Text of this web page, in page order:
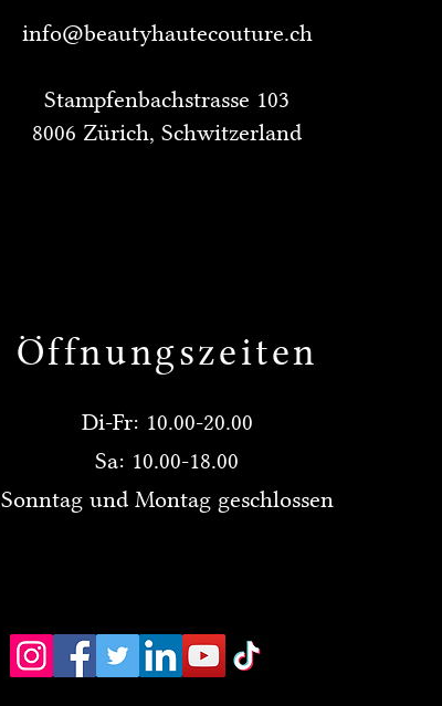
info@beautyhautecouture.ch
Stampfenbachstrasse 103
8006 Zürich, Schwitzerland
Öffnungszeiten
Di-Fr: 10.00-20.00
Sa: 10.00-18.00
Sonntag und Montag geschlossen